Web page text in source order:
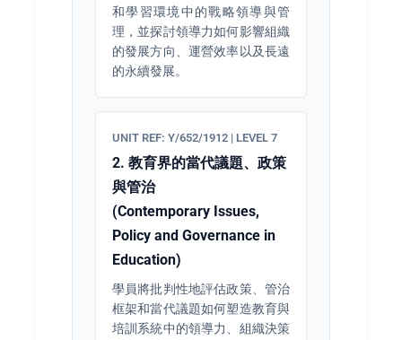
和學習環境中的戰略領導與管
理，並探討領導力如何影響組織
的發展方向、運營效率以及長遠
的永續發展。
UNIT REF: Y/652/1912 | LEVEL 7
2. 教育界的當代議題、政策
與管治
(Contemporary Issues,
Policy and Governance in
Education)
學員將批判性地評估政策、管治
框架和當代議題如何塑造教育與
培訓系統中的領導力、組織決策